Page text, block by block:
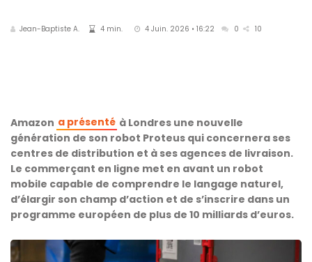
Jean-Baptiste A. 4 min. 4 Juin. 2026 • 16:22 0 10
Amazon a présenté à Londres une nouvelle
génération de son robot Proteus qui concernera ses
centres de distribution et à ses agences de livraison.
Le commerçant en ligne met en avant un robot
mobile capable de comprendre le langage naturel,
d’élargir son champ d’action et de s’inscrire dans un
programme européen de plus de 10 milliards d’euros.